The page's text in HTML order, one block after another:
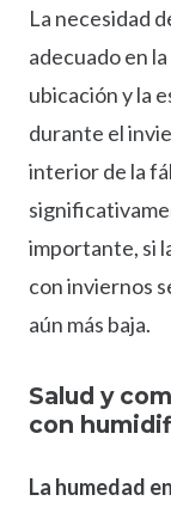
La necesidad
adecuado en
ubicación y la
durante el
interior de la
importante, si
con inviernos
aún más baja.
Salud y
con
La humedad